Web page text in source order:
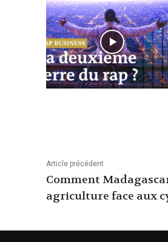
Article précédent
Comment
agriculture face aux